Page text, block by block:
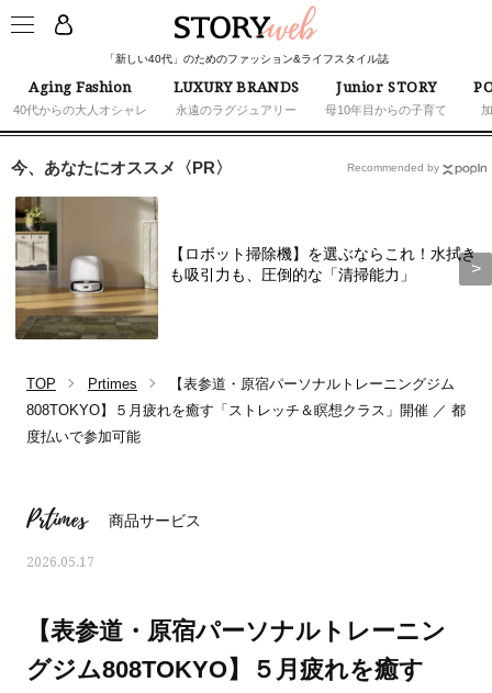
「新しい40代」のためのファッション&ライフスタイル誌
Aging Fashion
40代からの大人オシャレ
LUXURY BRANDS
永遠のラグジュアリー
Junior STORY
母10年目からの子育て
今、あなたにオススメ〈PR〉
【ロボット掃除機】を選ぶならこれ！水拭き
も吸引力も、圧倒的な「清掃能力」
Recommended by
TOP Prtimes
【表参道・原宿パーソナルトレーニングジム
808TOKYO】５月疲れを癒す「ストレッチ＆瞑想クラス」開催 ／ 都
度払いで参加可能
Prtimes 商品サービス
2026.05.17
【表参道・原宿パーソナルトレーニン
グジム808TOKYO】５月疲れを癒す